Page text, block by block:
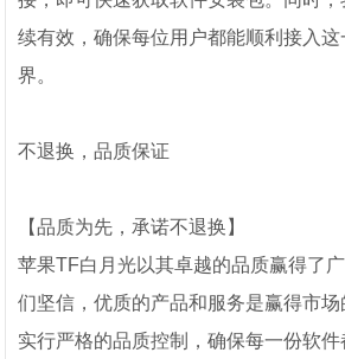
续有效，确保每位用户都能顺利接入
界。
不退换，品质保证
【品质为先，承诺不退换】
苹果TF白月光以其卓越的品质赢得了
们坚信，优质的产品和服务是赢得市
实行严格的品质控制，确保每一份软